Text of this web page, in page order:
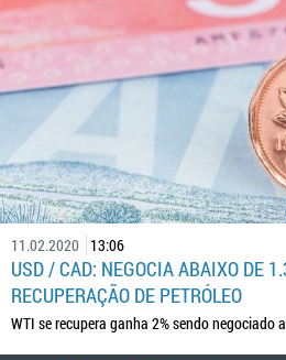
11.02.2020 13:06
USD / CAD: NEGOCIA ABAIXO DE
RECUPERAÇÃO DE PETRÓLEO
WTI se recupera ganha 2% sendo negociado